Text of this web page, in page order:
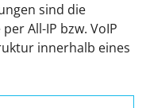
sind die
All-IP bzw. VoIP
innerhalb eines